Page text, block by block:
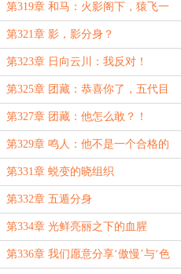
第319章 和马：火影阁下，猿飞一
族，什么时候学会金刚封锁了？
第321章 影，影分身？
第323章 日向云川：我反对！
第325章 团藏：恭喜你了，五代目
火影大人
第327章 团藏：他怎么敢？！
第329章 鸣人：他不是一个合格的
父亲，更不是一个称职的火影
第331章 蜕变的晓组织
第332章 五遁分身
第334章 光鲜亮丽之下的血腥
第336章 我们愿意分享‘傲慢’与‘色